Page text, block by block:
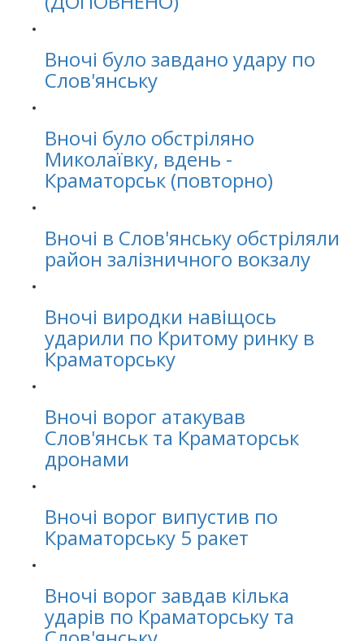
Вночі було завдано удару по
Слов'янську
Вночі було обстріляно
Миколаївку, вдень -
Краматорськ (повторно)
Вночі в Слов'янську обстріляли
район залізничного вокзалу
Вночі виродки навіщось
ударили по Критому ринку в
Краматорську
Вночі ворог атакував
Слов'янськ та Краматорськ
дронами
Вночі ворог випустив по
Краматорську 5 ракет
Вночі ворог завдав кілька
ударів по Краматорську та